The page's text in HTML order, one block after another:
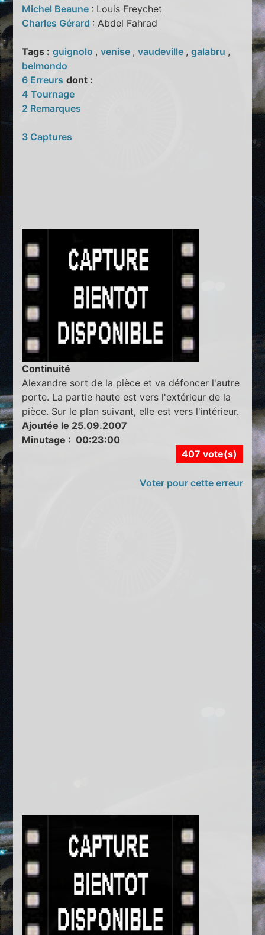
Michel Beaune : Louis Freychet
Charles Gérard : Abdel Fahrad
Tags : guignolo ,venise ,vaudeville ,galabru ,
belmondo
6 Erreurs dont :
4 Tournage
2 Remarques
3 Captures
Continuité
Alexandre sort de la pièce et va défoncer l'autre
porte. La partie haute est vers l'extérieur de la
pièce. Sur le plan suivant, elle est vers l'intérieur.
Ajoutée le 25.09.2007
Minutage : 00:23:00
407 vote(s)
Voter pour cette erreur